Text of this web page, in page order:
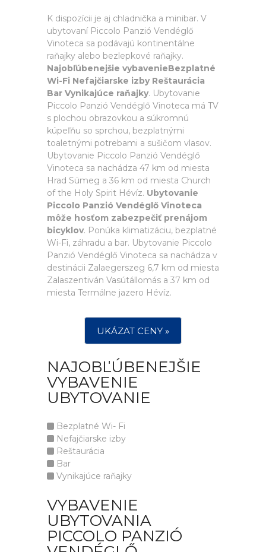
K dispozícii je aj chladnička a minibar. V
ubytovaní Piccolo Panzió Vendéglő
Vinoteca sa podávajú kontinentálne
raňajky alebo bezlepkové raňajky.
Najobľúbenejšie vybavenieBezplatné
Wi-Fi Nefajčiarske izby Reštaurácia
Bar Vynikajúce raňajky. Ubytovanie
Piccolo Panzió Vendéglő Vinoteca má TV
s plochou obrazovkou a súkromnú
kúpeľňu so sprchou, bezplatnými
toaletnými potrebami a sušičom vlasov.
Ubytovanie Piccolo Panzió Vendéglő
Vinoteca sa nachádza 47 km od miesta
Hrad Sümeg a 36 km od miesta Church
of the Holy Spirit Hévíz. Ubytovanie
Piccolo Panzió Vendéglő Vinoteca
môže hosťom zabezpečiť prenájom
bicyklov. Ponúka klimatizáciu, bezplatné
Wi-Fi, záhradu a bar. Ubytovanie Piccolo
Panzió Vendéglő Vinoteca sa nachádza v
destinácii Zalaegerszeg 6,7 km od miesta
Zalaszentiván Vasútállomás a 37 km od
miesta Termálne jazero Hévíz.
UKÁZAT CENY »
NAJOBĽÚBENEJŠIE
VYBAVENIE
UBYTOVANIE
Bezplatné Wi- Fi
Nefajčiarske izby
Reštaurácia
Bar
Vynikajúce raňajky
VYBAVENIE
UBYTOVANIA
PICCOLO PANZIÓ